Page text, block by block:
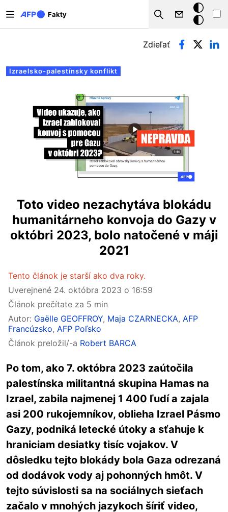
Fakty
Search
Tmavý
režim
Primárne karty
Izraelsko-palestínsky konflikt
Zdieľať
Toto video nezachytáva blokádu
humanitárneho konvoja do Gazy v
októbri 2023, bolo natočené v máji
2021
Tento článok je starší ako dva roky.
Uverejnené 24. októbra 2023 o 16:59
Článok prečítate za 5 min
Autor: Gaëlle GEOFFROY, Maja CZARNECKA, AFP
Francúzsko, AFP Poľsko
Článok preložil/-a Robert BARCA
Po tom, ako 7. októbra 2023 zaútočila
palestínska militantná skupina Hamas na
Izrael, zabila najmenej 1 400 ľudí a zajala
asi 200 rukojemníkov, oblieha Izrael Pásmo
Gazy, podniká letecké útoky a sťahuje k
hraniciam desiatky tisíc vojakov. V
dôsledku tejto blokády bola Gaza odrezaná
od dodávok vody aj pohonných hmôt. V
tejto súvislosti sa na sociálnych sieťach
začalo v mnohých jazykoch šíriť video,